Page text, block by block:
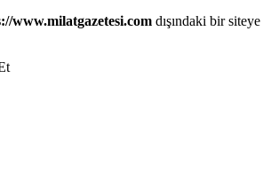
www.milatgazetesi.com dışındaki bir siteye